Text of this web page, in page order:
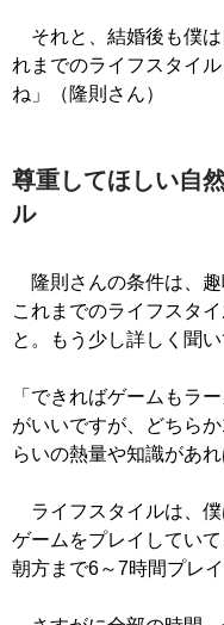
それと、結婚後も僕は
れまでのライフスタイ
ね」（隆則さん）
尊重してほしい自
ル
隆則さんの条件は、趣
これまでのライフスタ
と。もう少し詳しく聞い
「できればゲームもラ
がいいですが、どちら
らいの熱量や知識があれ
ライフスタイルは、
ゲームをプレイしてい
朝方まで6～7時間プレイ